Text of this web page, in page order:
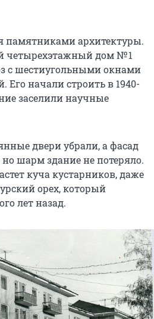
памятниками архитектуры.
четырехэтажный дом № 1
с шестиугольными окнами
Его начали строить в 1940-
заселили научные
двери убрали, а фасад
шарм здание не потеряло.
куча кустарников, даже
орех, который
лет назад.